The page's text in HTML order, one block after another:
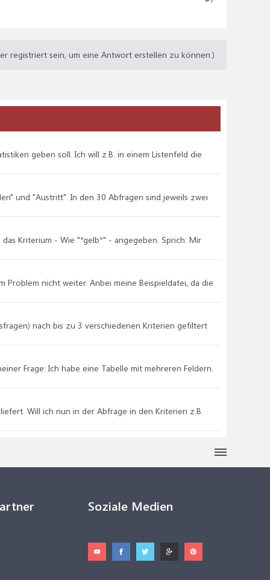
registriert sein, um eine Antwort erstellen zu können.)
geben soll. Ich will z.B. in einem Listenfeld die
und "Austritt". In den 30 Abfragen sind jeweils zwei
Kriterium - Wie "*gelb*" - angegeben. Sprich: Mir
nicht weiter. Anbei meine Beispieldatei, da die
nach bis zu 3 verschiedenen Kriterien gefiltert
Frage: Ich habe eine Tabelle mit mehreren Feldern.
Will ich nun in der Abfrage in den Kriterien z.B.
Soziale Medien